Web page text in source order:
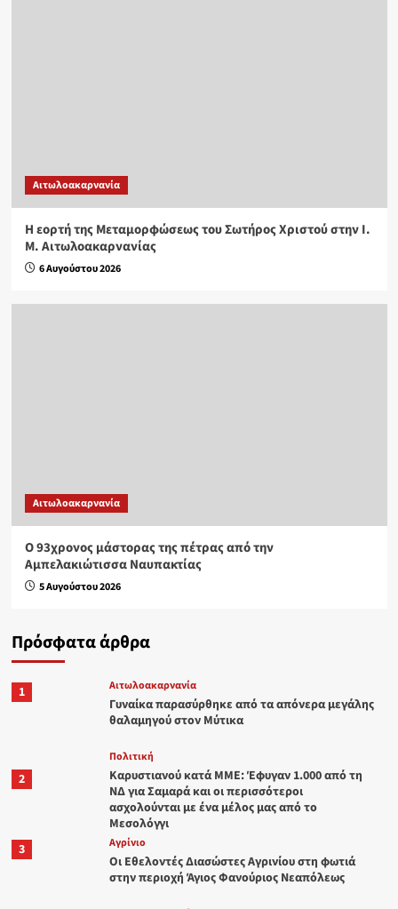
Αιτωλοακαρνανία
Η εορτή της Μεταμορφώσεως του Σωτήρος Χριστού στην Ι.
Μ. Αιτωλοακαρνανίας
6 Αυγούστου 2026
Αιτωλοακαρνανία
Ο 93χρονος μάστορας της πέτρας από την
Αμπελακιώτισσα Ναυπακτίας
5 Αυγούστου 2026
Πρόσφατα άρθρα
1 Αιτωλοακαρνανία
Γυναίκα παρασύρθηκε από τα απόνερα μεγάλης
θαλαμηγού στον Μύτικα
2
Πολιτική
Καρυστιανού κατά ΜΜΕ: Έφυγαν 1.000 από τη
ΝΔ για Σαμαρά και οι περισσότεροι
ασχολούνται με ένα μέλος μας από το
Μεσολόγγι
3
Aγρίνιο
Οι Εθελοντές Διασώστες Αγρινίου στη φωτιά
στην περιοχή Άγιος Φανούριος Νεαπόλεως